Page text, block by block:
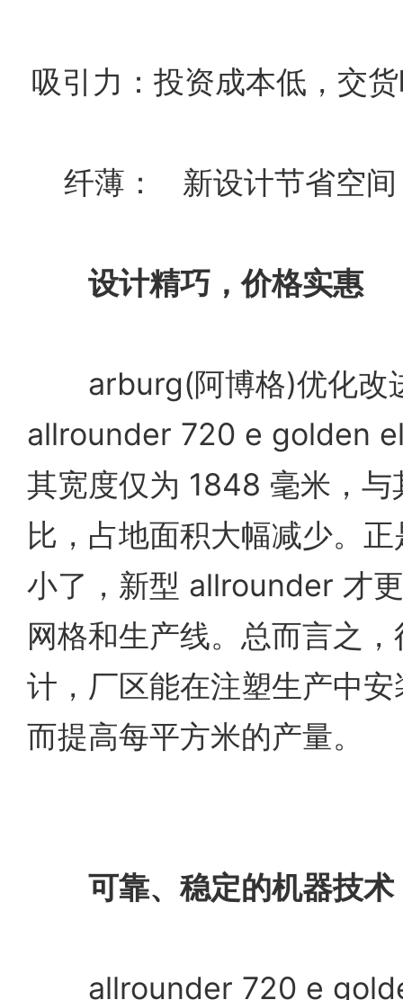
吸引力：投资成本低，交
纤薄： 新设计节省空间
设计精巧，价格实惠
arburg(阿博格)优化改
allrounder 720 e golden
其宽度仅为 1848 毫米，与
比，占地面积大幅减少。
小了，新型 allrounder 才
网格和生产线。总而言之
计，厂区能在注塑生产中
而提高每平方米的产量。
可靠、稳定的机器技术
allrounder 720 e